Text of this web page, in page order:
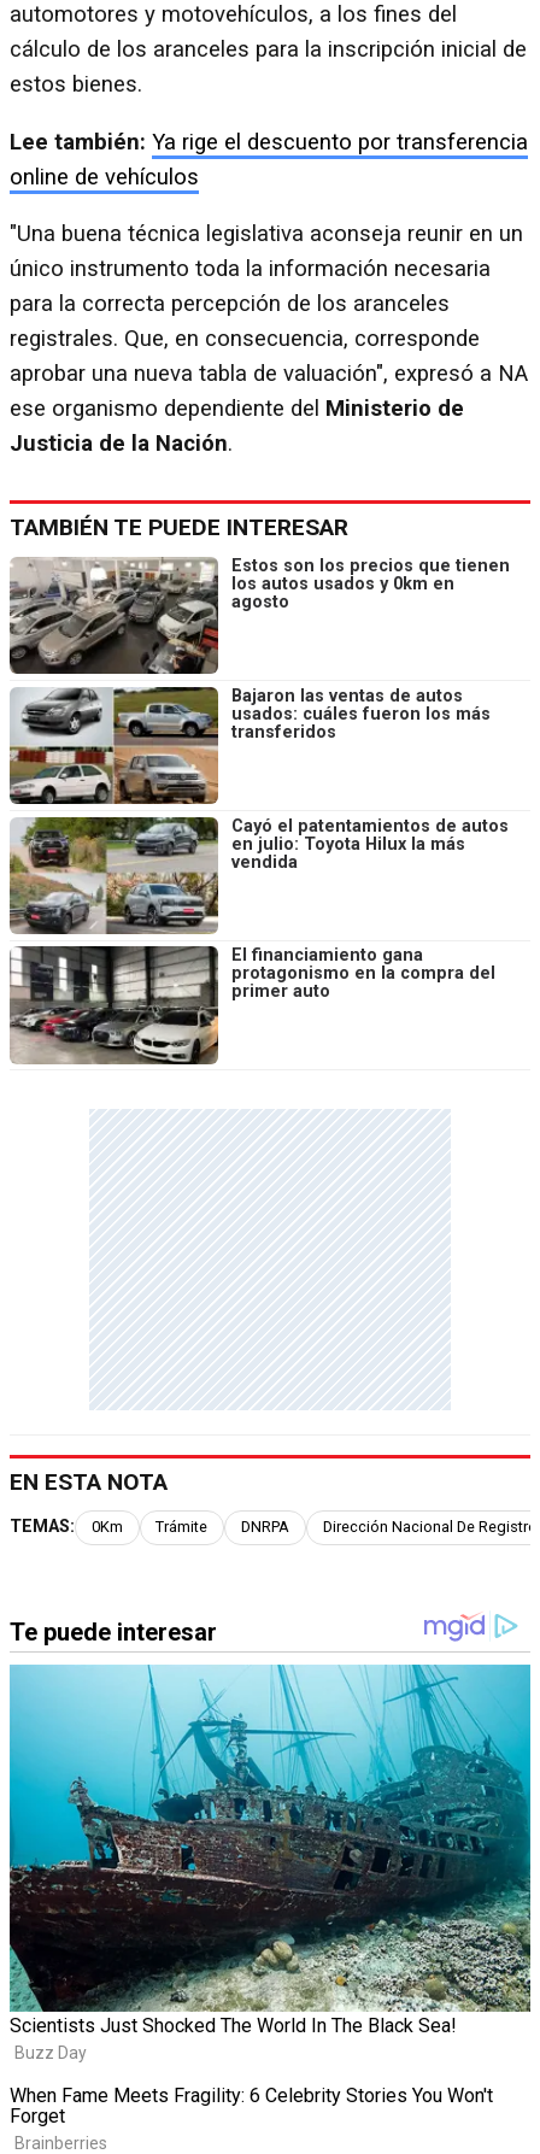
automotores y motovehículos, a los fines del
cálculo de los aranceles para la inscripción inicial de
estos bienes.
Lee también: Ya rige el descuento por transferencia
online de vehículos
"Una buena técnica legislativa aconseja reunir en un
único instrumento toda la información necesaria
para la correcta percepción de los aranceles
registrales. Que, en consecuencia, corresponde
aprobar una nueva tabla de valuación", expresó a NA
ese organismo dependiente del Ministerio de
Justicia de la Nación.
TAMBIÉN TE PUEDE INTERESAR
Estos son los precios que tienen
los autos usados y 0km en
agosto
Bajaron las ventas de autos
usados: cuáles fueron los más
transferidos
Cayó el patentamientos de autos
en julio: Toyota Hilux la más
vendida
El financiamiento gana
protagonismo en la compra del
primer auto
EN ESTA NOTA
TEMAS: 0Km Trámite DNRPA Dirección Nacional De